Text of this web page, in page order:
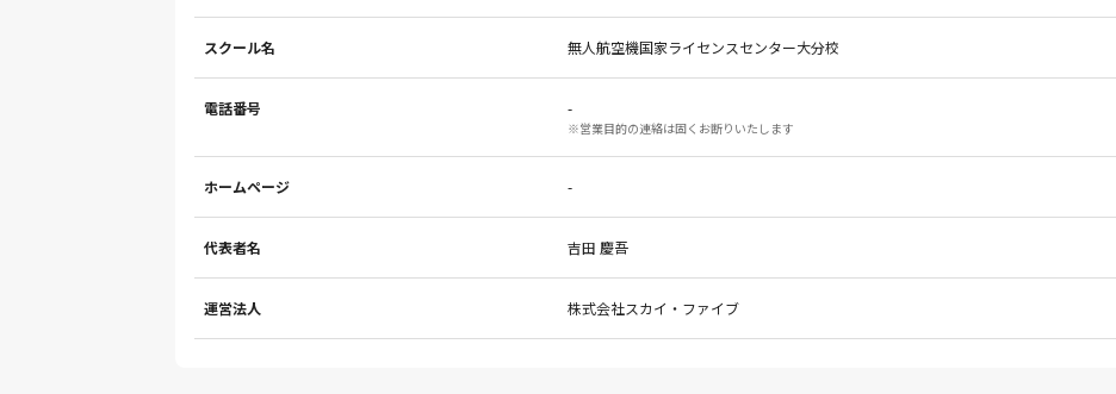
スクール名 無人航空機国家ライセンスセンター大分校
電話番号 -
※営業目的の連絡は固くお断りいたします
ホームページ -
代表者名 吉田 慶吾
運営法人 株式会社スカイ・ファイブ